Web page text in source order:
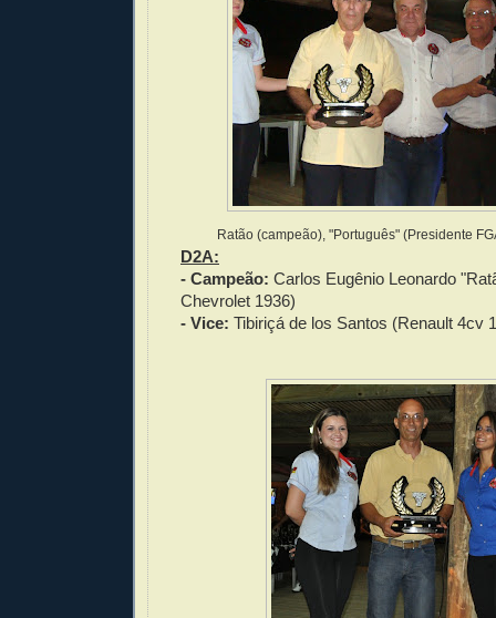
Ratão (campeão), "Português" (Presidente
D2A:
- Campeão: Carlos Eugênio Leonardo
Chevrolet 1936)
- Vice: Tibiriçá de los Santos (Renault 4cv